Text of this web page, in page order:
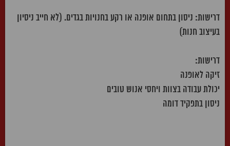
דרישות: ניסון בתחום אופנה או רקע בחנויות בגדים. (לא חייב ניסיון
בעיצוב חנות)
דרישות:
זיקה לאופנה
יכולת עבודה בצוות ויחסי אנוש טובים
ניסון בתפקיד דומה